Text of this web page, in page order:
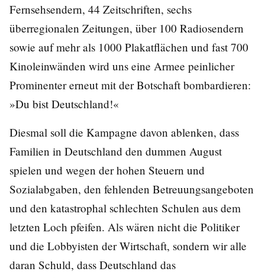
Fernsehsendern, 44 Zeitschriften, sechs
überregionalen Zeitungen, über 100 Radiosendern
sowie auf mehr als 1000 Plakatflächen und fast 700
Kinoleinwänden wird uns eine Armee peinlicher
Prominenter erneut mit der Botschaft bombardieren:
»Du bist Deutschland!«
Diesmal soll die Kampagne davon ablenken, dass
Familien in Deutschland den dummen August
spielen und wegen der hohen Steuern und
Sozialabgaben, den fehlenden Betreuungsangeboten
und den katastrophal schlechten Schulen aus dem
letzten Loch pfeifen. Als wären nicht die Politiker
und die Lobbyisten der Wirtschaft, sondern wir alle
daran Schuld, dass Deutschland das